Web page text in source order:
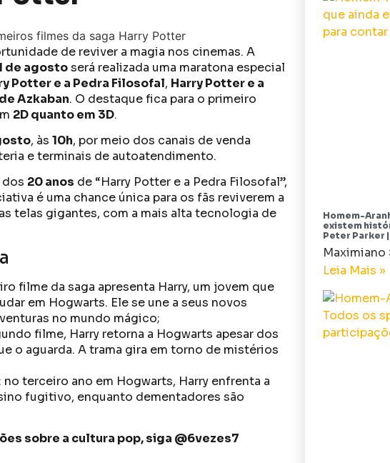
de reviver a magia nos cinemas. A
de agostoserá realizada uma maratona especial
Potter e a Pedra Filosofal, Harry Potter e a
Azkaban. O destaque fica para o primeiro
2D quanto em 3D.
, às 10h, por meio dos canais de venda
e terminais de autoatendimento.
dos 20 anos de “Harry Potter e a Pedra Filosofal”,
é uma chance única para os fãs reviverem a
telas gigantes, com a mais alta tecnologia de
filme da saga apresenta Harry, um jovem que
em Hogwarts. Ele se une a seus novos
no mundo mágico;
filme, Harry retorna a Hogwarts apesar dos
o aguarda. A trama gira em torno de mistérios
: no terceiro ano em Hogwarts, Harry enfrenta a
fugitivo, enquanto dementadores são
sobre a cultura pop, siga @6vezes7
Homem-
existem
Peter Parker
Maximiano
Leia Mais »